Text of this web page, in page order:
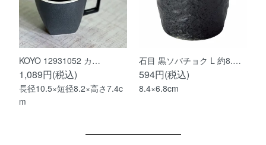
KOYO 12931052 カ…
1,089円(税込)
長径10.5×短径8.2×高さ7.4c
m
石目 黒ソバチョク L 約8.…
594円(税込)
8.4×6.8cm